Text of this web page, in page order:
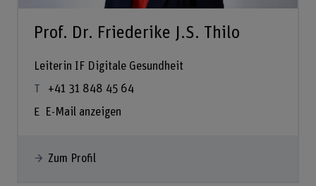
Prof. Dr. Friederike J.S. Thilo
Leiterin IF Digitale Gesundheit
+41 31 848 45 64
E-Mail anzeigen
Zum Profil